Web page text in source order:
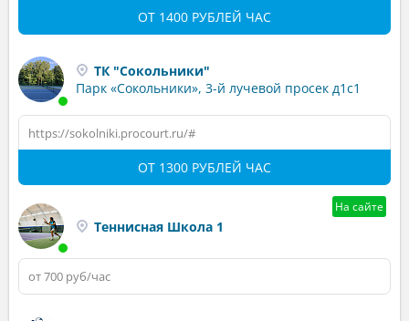
ОТ 1400 РУБЛЕЙ ЧАС
ТК "Сокольники"
Парк «Сокольники», 3-й лучевой просек д1с1
https://sokolniki.procourt.ru/#
ОТ 1300 РУБЛЕЙ ЧАС
На сайте
Теннисная Школа 1
от 700 руб/час